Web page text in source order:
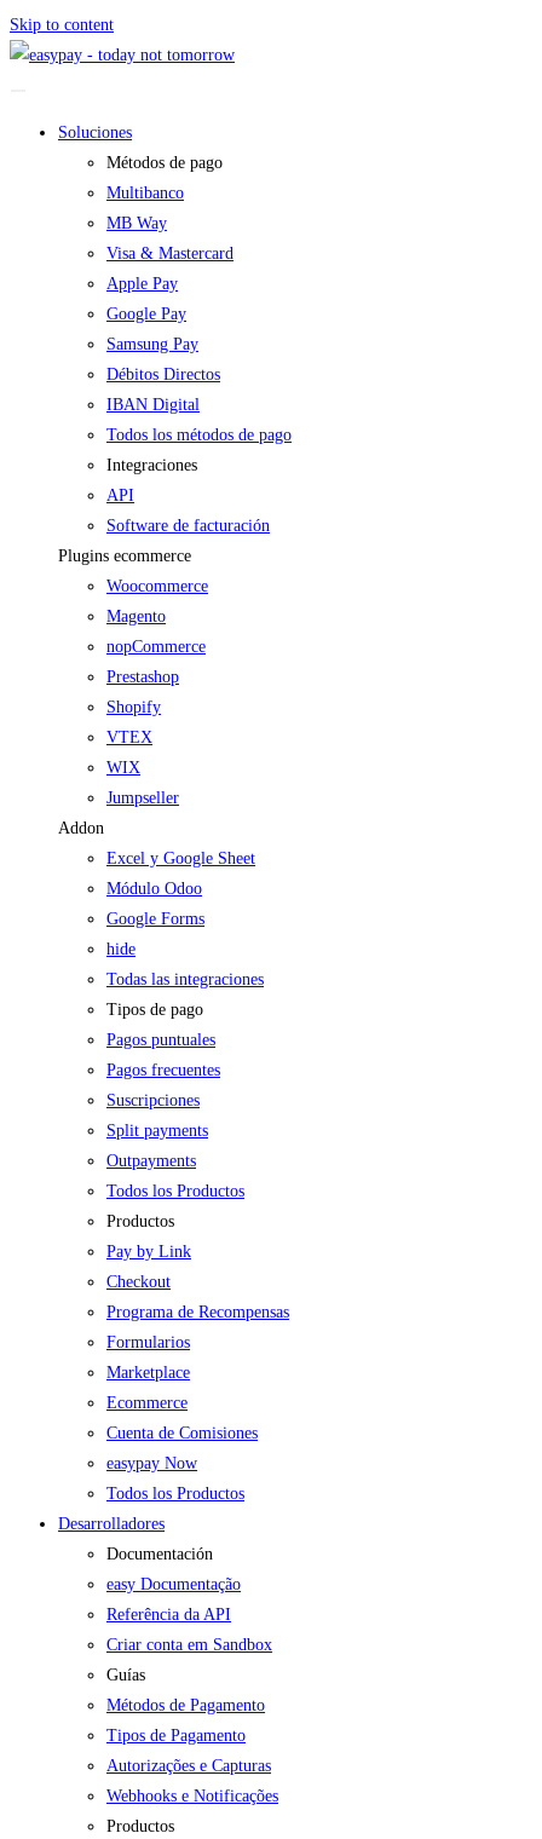
Skip to content
Soluciones
Métodos de pago
Multibanco
MB Way
Visa & Mastercard
Apple Pay
Google Pay
Samsung Pay
Débitos Directos
IBAN Digital
Todos los métodos de pago
Integraciones
API
Software de facturación
Plugins ecommerce
Woocommerce
Magento
nopCommerce
Prestashop
Shopify
VTEX
WIX
Jumpseller
Addon
Excel y Google Sheet
Módulo Odoo
Google Forms
hide
Todas las integraciones
Tipos de pago
Pagos puntuales
Pagos frecuentes
Suscripciones
Split payments
Outpayments
Todos los Productos
Productos
Pay by Link
Checkout
Programa de Recompensas
Formularios
Marketplace
Ecommerce
Cuenta de Comisiones
easypay Now
Todos los Productos
Desarrolladores
Documentación
easy Documentação
Referência da API
Criar conta em Sandbox
Guías
Métodos de Pagamento
Tipos de Pagamento
Autorizações e Capturas
Webhooks e Notificações
Productos